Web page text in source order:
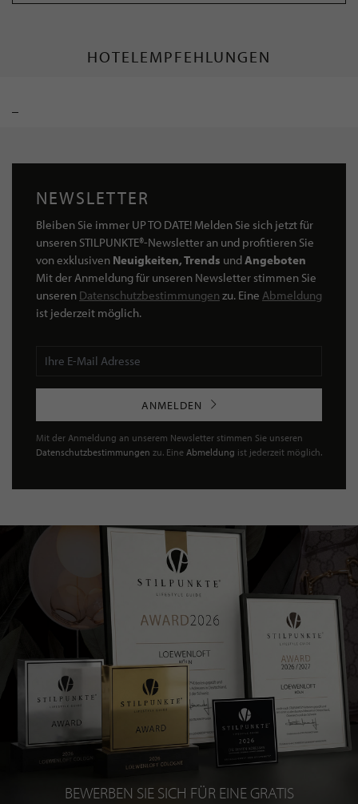
HOTELEMPFEHLUNGEN
NEWSLETTER
Bleiben Sie immer UP TO DATE! Melden Sie sich jetzt für
unseren STILPUNKTE®-Newsletter an und profitieren Sie
von exklusiven Neuigkeiten, Trends undAngeboten
Mit der Anmeldung für unseren Newsletter stimmen Sie
unseren Datenschutzbestimmungen zu. Eine Abmeldung
ist jederzeit möglich.
ANMELDEN
Mit der Anmeldung an unserem Newsletter stimmen Sie unseren
Datenschutzbestimmungen zu. Eine Abmeldung ist jederzeit möglich.
BEWERBEN SIE SICH FÜR EINE GRATIS